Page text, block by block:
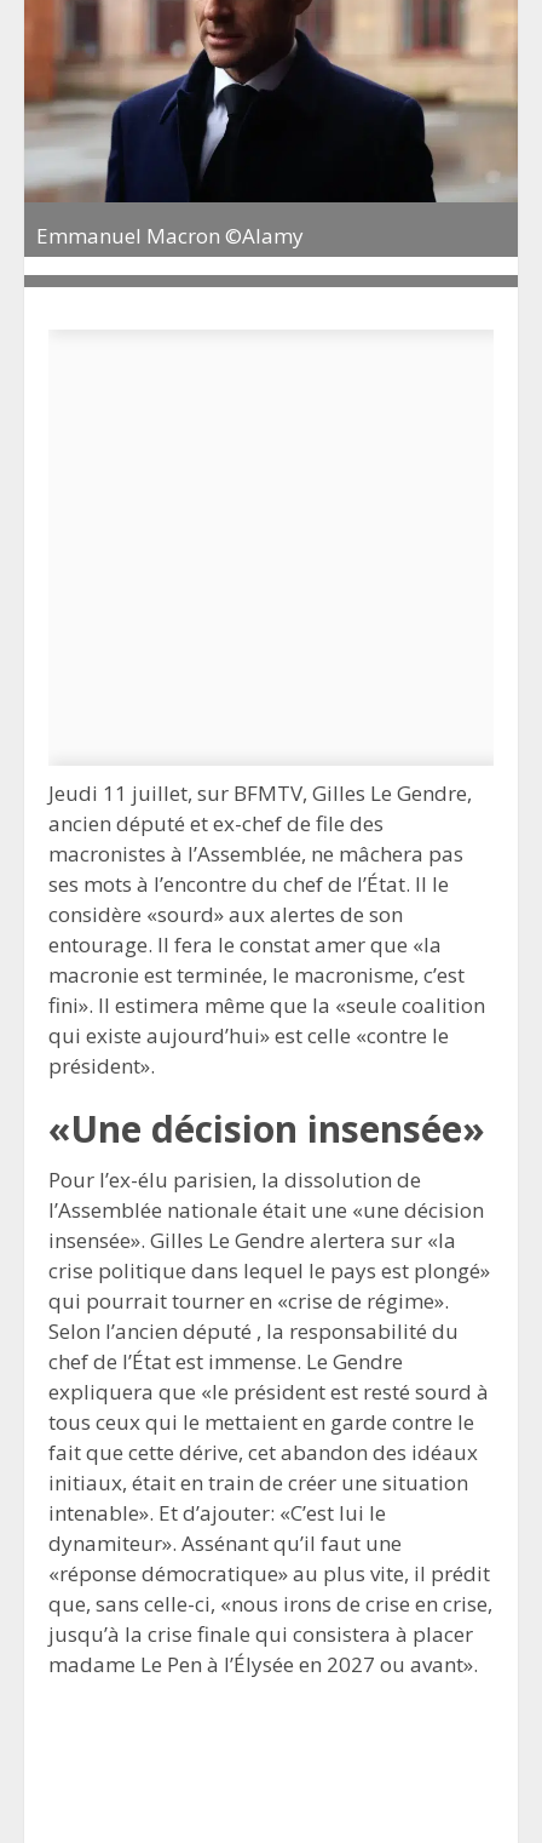
Emmanuel Macron ©Alamy
Jeudi 11 juillet, sur BFMTV, Gilles Le Gendre,
ancien député et ex-chef de file des
macronistes à l’Assemblée, ne mâchera pas
ses mots à l’encontre du chef de l’État. Il le
considère «sourd» aux alertes de son
entourage. Il fera le constat amer que «la
macronie est terminée, le macronisme, c’est
fini». Il estimera même que la «seule coalition
qui existe aujourd’hui» est celle «contre le
président».
«Une décision insensée»
Pour l’ex-élu parisien, la dissolution de
l’Assemblée nationale était une «une décision
insensée». Gilles Le Gendre alertera sur «la
crise politique dans lequel le pays est plongé»
qui pourrait tourner en «crise de régime».
Selon l’ancien député , la responsabilité du
chef de l’État est immense. Le Gendre
expliquera que «le président est resté sourd à
tous ceux qui le mettaient en garde contre le
fait que cette dérive, cet abandon des idéaux
initiaux, était en train de créer une situation
intenable». Et d’ajouter: «C’est lui le
dynamiteur». Assénant qu’il faut une
«réponse démocratique» au plus vite, il prédit
que, sans celle-ci, «nous irons de crise en crise,
jusqu’à la crise finale qui consistera à placer
madame Le Pen à l’Élysée en 2027 ou avant».